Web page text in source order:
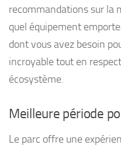
recommandations sur la
quel équipement
dont vous avez besoin
incroyable tout en
écosystème.
Meilleure période
Le parc offre une